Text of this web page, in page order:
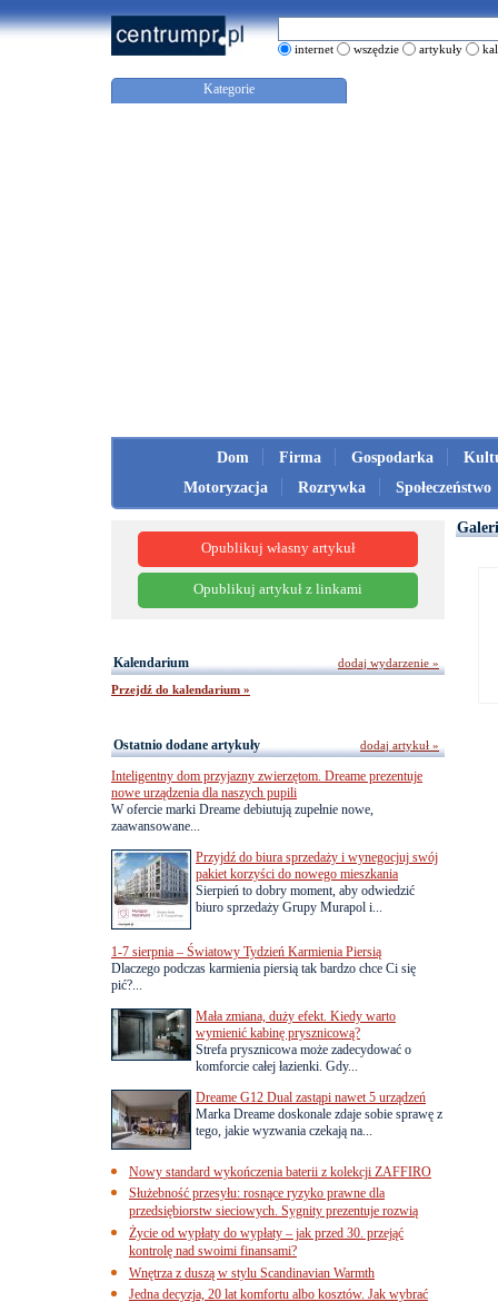
internet wszędzie artykuły
Kategorie
Dom Firma Gospodarka
Motoryzacja
Rozrywka Społeczeństwo
Opublikuj własny artykuł
Opublikuj artykuł z linkami
Kalendarium
Przejdź do kalendarium »
dodaj wydarzenie »
Ostatnio dodane artykuły
Inteligentny dom przyjazny zwierzętom. Dreame prezentuje
nowe urządzenia dla naszych pupili
W ofercie marki Dreame debiutują zupełnie nowe,
zaawansowane...
Przyjdź do biura sprzedaży i wynegocjuj swój
pakiet korzyści do nowego mieszkania
Sierpień to dobry moment, aby odwiedzić
biuro sprzedaży Grupy Murapol i...
1-7 sierpnia – Światowy Tydzień Karmienia Piersią
Dlaczego podczas karmienia piersią tak bardzo chce Ci się
pić?...
Mała zmiana, duży efekt. Kiedy warto
wymienić kabinę prysznicową?
Strefa prysznicowa może zadecydować o
komforcie całej łazienki. Gdy...
Dreame G12 Dual zastąpi nawet 5 urządzeń
Marka Dreame doskonale zdaje sobie sprawę z
tego, jakie wyzwania czekają na...
Nowy standard wykończenia baterii z kolekcji ZAFFIRO
Służebność przesyłu: rosnące ryzyko prawne dla
przedsiębiorstw sieciowych. Sygnity prezentuje rozwią
Życie od wypłaty do wypłaty – jak przed 30. przejąć
kontrolę nad swoimi finansami?
Wnętrza z duszą w stylu Scandinavian Warmth
Jedna decyzja, 20 lat komfortu albo kosztów. Jak wybrać
dodaj artykuł »